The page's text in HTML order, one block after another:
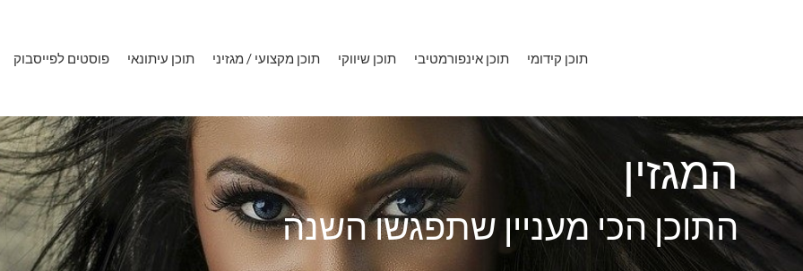
תוכן קידומי תוכן אינפורמטיבי תוכן שיווקי תוכן מקצועי / מגזיני תוכן עיתונאי פוסטים לפייסבוק
המגזין
התוכן הכי מעניין שתפגשו השנה